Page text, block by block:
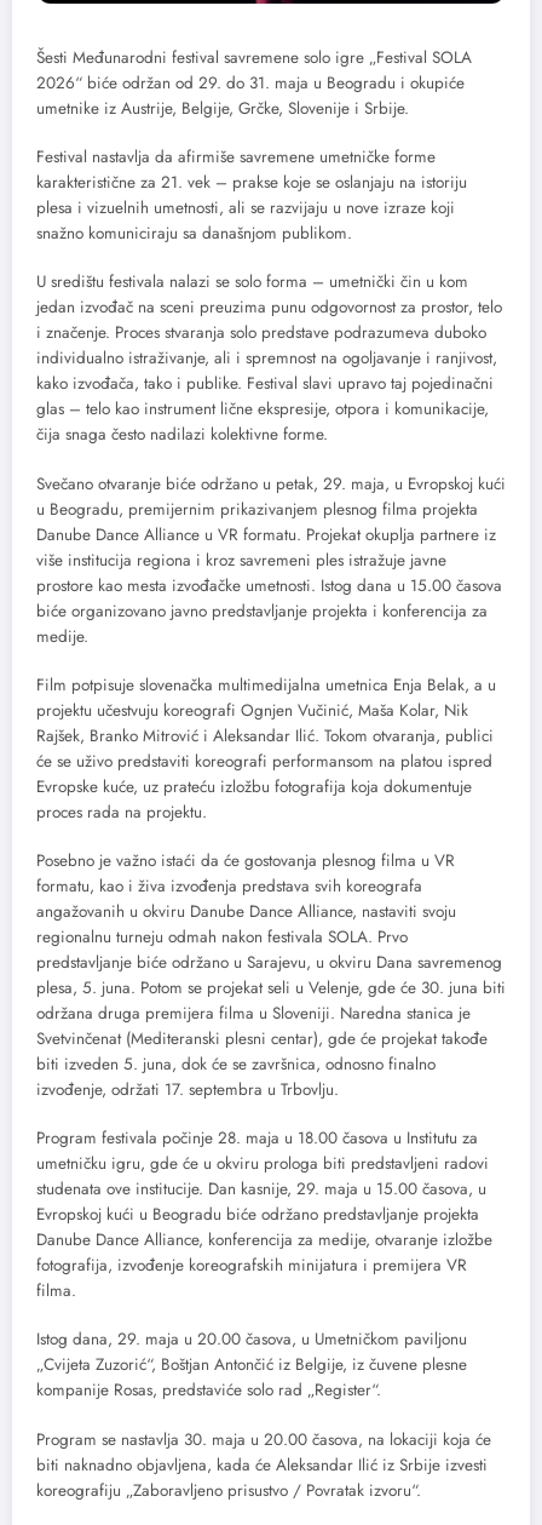
Šesti Međunarodni festival savremene solo igre „Festival SOLA
2026“ biće održan od 29. do 31. maja u Beogradu i okupiće
umetnike iz Austrije, Belgije, Grčke, Slovenije i Srbije.
Festival nastavlja da afirmiše savremene umetničke forme
karakteristične za 21. vek – prakse koje se oslanjaju na istoriju
plesa i vizuelnih umetnosti, ali se razvijaju u nove izraze koji
snažno komuniciraju sa današnjom publikom.
U središtu festivala nalazi se solo forma – umetnički čin u kom
jedan izvođač na sceni preuzima punu odgovornost za prostor, telo
i značenje. Proces stvaranja solo predstave podrazumeva duboko
individualno istraživanje, ali i spremnost na ogoljavanje i ranjivost,
kako izvođača, tako i publike. Festival slavi upravo taj pojedinačni
glas – telo kao instrument lične ekspresije, otpora i komunikacije,
čija snaga često nadilazi kolektivne forme.
Svečano otvaranje biće održano u petak, 29. maja, u Evropskoj kući
u Beogradu, premijernim prikazivanjem plesnog filma projekta
Danube Dance Alliance u VR formatu. Projekat okuplja partnere iz
više institucija regiona i kroz savremeni ples istražuje javne
prostore kao mesta izvođačke umetnosti. Istog dana u 15.00 časova
biće organizovano javno predstavljanje projekta i konferencija za
medije.
Film potpisuje slovenačka multimedijalna umetnica Enja Belak, a u
projektu učestvuju koreografi Ognjen Vučinić, Maša Kolar, Nik
Rajšek, Branko Mitrović i Aleksandar Ilić. Tokom otvaranja, publici
će se uživo predstaviti koreografi performansom na platou ispred
Evropske kuće, uz prateću izložbu fotografija koja dokumentuje
proces rada na projektu.
Posebno je važno istaći da će gostovanja plesnog filma u VR
formatu, kao i živa izvođenja predstava svih koreografa
angažovanih u okviru Danube Dance Alliance, nastaviti svoju
regionalnu turneju odmah nakon festivala SOLA. Prvo
predstavljanje biće održano u Sarajevu, u okviru Dana savremenog
plesa, 5. juna. Potom se projekat seli u Velenje, gde će 30. juna biti
održana druga premijera filma u Sloveniji. Naredna stanica je
Svetvinčenat (Mediteranski plesni centar), gde će projekat takođe
biti izveden 5. juna, dok će se završnica, odnosno finalno
izvođenje, održati 17. septembra u Trbovlju.
Program festivala počinje 28. maja u 18.00 časova u Institutu za
umetničku igru, gde će u okviru prologa biti predstavljeni radovi
studenata ove institucije. Dan kasnije, 29. maja u 15.00 časova, u
Evropskoj kući u Beogradu biće održano predstavljanje projekta
Danube Dance Alliance, konferencija za medije, otvaranje izložbe
fotografija, izvođenje koreografskih minijatura i premijera VR
filma.
Istog dana, 29. maja u 20.00 časova, u Umetničkom paviljonu
„Cvijeta Zuzorić“, Boštjan Antončić iz Belgije, iz čuvene plesne
kompanije Rosas, predstaviće solo rad „Register“.
Program se nastavlja 30. maja u 20.00 časova, na lokaciji koja će
biti naknadno objavljena, kada će Aleksandar Ilić iz Srbije izvesti
koreografiju „Zaboravljeno prisustvo / Povratak izvoru“.